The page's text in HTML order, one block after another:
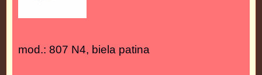
mod.: 807 N4, biela patina